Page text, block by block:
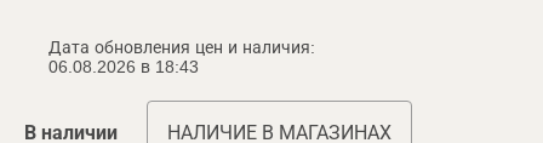
Дата обновления цен и наличия:
06.08.2026 в 18:43
В наличии НАЛИЧИЕ В МАГАЗИНАХ